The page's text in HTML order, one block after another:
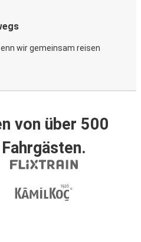
wir gemeinsam reisen
von über 500